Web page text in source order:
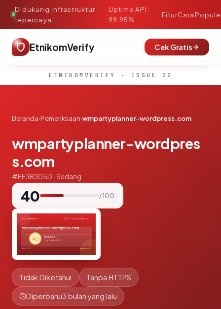
Didukung infrastruktur
tepercaya
·
Uptime API:
99.95%
FiturCara
EtnikomVerify Cek Gratis
ETNIKOMVERIFY · ISSUE 22
Beranda›Pemeriksaan›wmpartyplanner-wordpress.com
wmpartyplanner-wordpres
s.com
#EF3B305D · Sedang
40 / 100
Tidak Diketahui Tanpa HTTPS
Diperbarui3 bulan yang lalu